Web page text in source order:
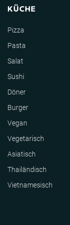
KÜCHE
Pizza
Pasta
Salat
Sushi
Döner
Burger
Vegan
Vegetarisch
Asiatisch
Thailändisch
Vietnamesisch